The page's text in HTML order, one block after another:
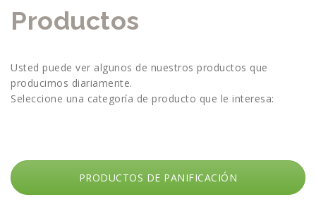
Productos
Usted puede ver algunos de nuestros productos que
producimos diariamente.
Seleccione una categoría de producto que le interesa:
PRODUCTOS DE PANIFICACIÓN